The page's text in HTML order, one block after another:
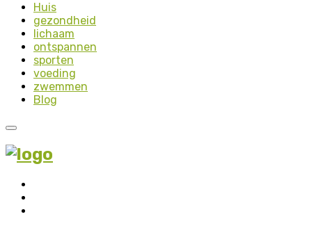
Huis
gezondheid
lichaam
ontspannen
sporten
voeding
zwemmen
Blog